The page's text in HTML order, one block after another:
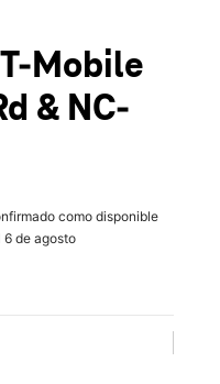
28037Mobile
& NC-
como disponible
6 de agosto